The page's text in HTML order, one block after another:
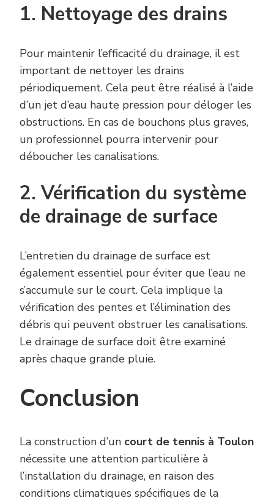
1. Nettoyage des drains
Pour maintenir l’efficacité du drainage, il est
important de nettoyer les drains
périodiquement. Cela peut être réalisé à l’aide
d’un jet d’eau haute pression pour déloger les
obstructions. En cas de bouchons plus graves,
un professionnel pourra intervenir pour
déboucher les canalisations.
2. Vérification du système
de drainage de surface
L’entretien du drainage de surface est
également essentiel pour éviter que l’eau ne
s’accumule sur le court. Cela implique la
vérification des pentes et l’élimination des
débris qui peuvent obstruer les canalisations.
Le drainage de surface doit être examiné
après chaque grande pluie.
Conclusion
La construction d’un court de tennis à Toulon
nécessite une attention particulière à
l’installation du drainage, en raison des
conditions climatiques spécifiques de la